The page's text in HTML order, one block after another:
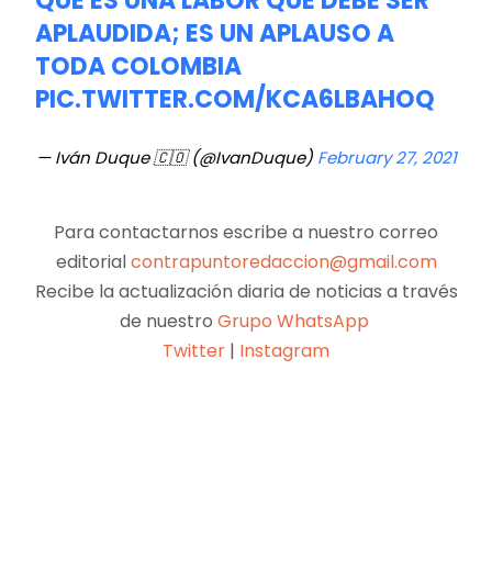
APLAUDIDA; ES UN APLAUSO A
TODA COLOMBIA
PIC.TWITTER.COM/KCA6LBAHOQ
— Iván Duque 🇨🇴 (@IvanDuque) February 27, 2021
Para contactarnos escribe a nuestro correo
editorialcontrapuntoredaccion@gmail.com
Recibe la actualización diaria de noticias a través
de nuestro Grupo WhatsApp
Twitter | Instagram